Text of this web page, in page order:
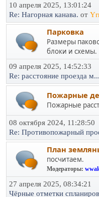
10 апреля 2025, 13:01:24
Re: Нагорная канава. от
Парковка
Размеры
блоки и схемы.
09 апреля 2025, 14:52:33
Re: расстояние проезда м...
Пожарные
Пожарные
08 октября 2024, 11:28:50
Re: Противопожарный
План
посчитаем.
Модераторы:
27 апреля 2025, 08:34:21
Чёрные отметки